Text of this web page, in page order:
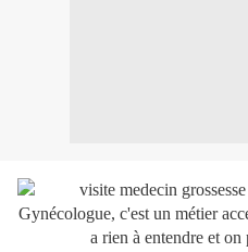
Gynécologue, c'est un métier
a rien à entendre et